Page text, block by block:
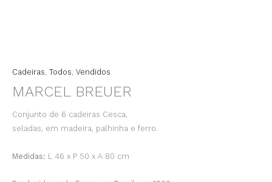
Cadeiras Todos Vendidos
MARCEL BREUER
Conjunto de 6 cadeiras Cesca,
seladas, em madeira, palhinha e ferro.
Medidas: L 46 x P 50 x A 80 cm